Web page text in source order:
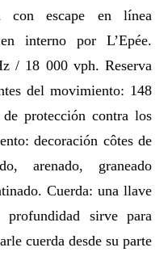
con escape en línea
interno por L’Epée.
/ 18 000 vph. Reserva
del movimiento: 148
protección contra los
decoración côtes de
arenado, graneado
Cuerda: una llave
sirve para
cuerda desde su parte